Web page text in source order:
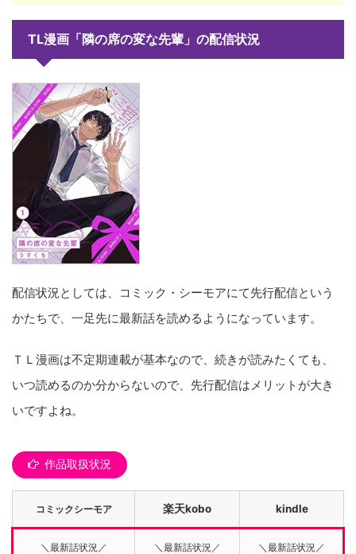
TL漫画「隣の席の変な先輩」の配信状況
配信状況としては、コミック・シーモアにて先行配信という
かたちで、一足先に最新話を読めるようになっています。
ＴＬ漫画は不定期連載が基本なので、続きが読みたくても、
いつ読めるのか分からないので、先行配信はメリットが大き
いですよね。
作品取扱状況
コミックシーモア 楽天kobo kindle
＼最新話状況／ ＼最新話状況／ ＼最新話状況／